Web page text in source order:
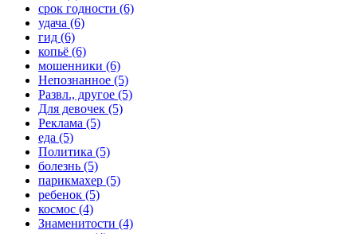
срок годности (6)
удача (6)
гид (6)
копьё (6)
мошенники (6)
Непознанное (5)
Развл., другое (5)
Для девочек (5)
Реклама (5)
еда (5)
Политика (5)
болезнь (5)
парикмахер (5)
ребенок (5)
космос (4)
Знаменитости (4)